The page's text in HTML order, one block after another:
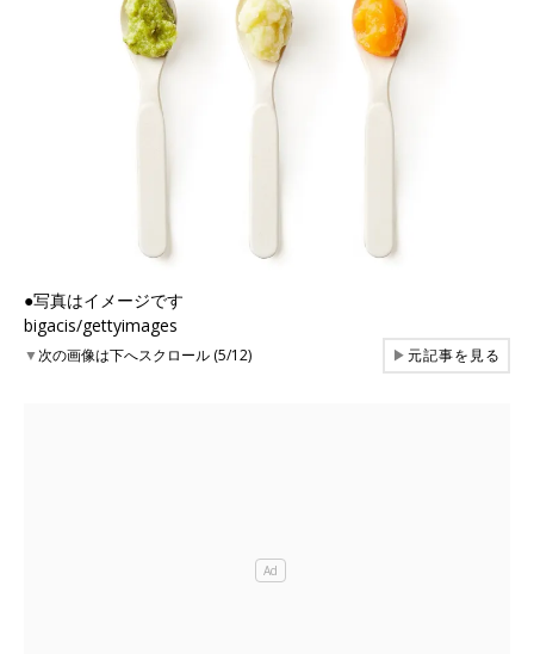
●写真はイメージです
bigacis/gettyimages
▼次の画像は下へスクロール (5/12) ▶元記事を見る